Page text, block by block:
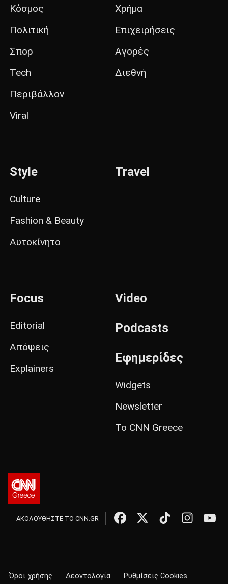
Κόσμος
Πολιτική
Σπορ
Tech
Περιβάλλον
Viral
Χρήμα
Επιχειρήσεις
Αγορές
Διεθνή
Style
Culture
Fashion & Beauty
Αυτοκίνητο
Travel
Focus
Editorial
Απόψεις
Explainers
Video
Podcasts
Εφημερίδες
Widgets
Newsletter
Το CNN Greece
ΑΚΟΛΟΥΘΗΣΤΕ ΤΟ CNN.GR
Όροι χρήσης Δεοντολογία Ρυθμίσεις Cookies